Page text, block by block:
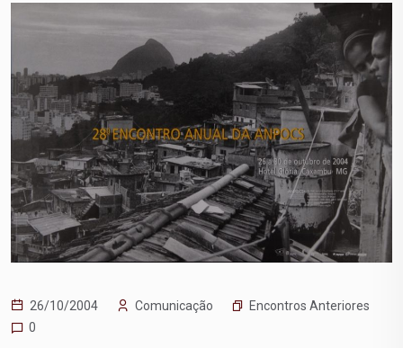
26/10/2004 Comunicação
Encontros Anteriores
0